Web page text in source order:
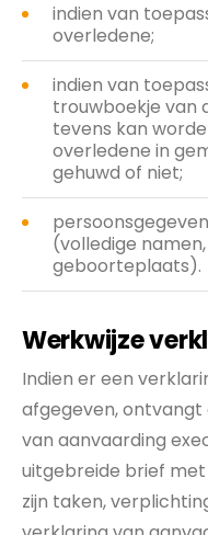
indien van
overledene;
indien van
trouwboekje van
tevens kan
overledene in
gehuwd of niet;
(volledige
geboorteplaats).
Werkwijze
Indien er een
afgegeven,
van aanvaarding
uitgebreide brief
zijn taken,